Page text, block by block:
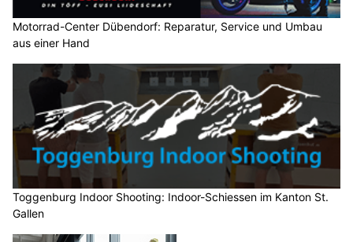
Motorrad-Center Dübendorf: Reparatur, Service und Umbau
aus einer Hand
Toggenburg Indoor Shooting: Indoor-Schiessen im Kanton St.
Gallen